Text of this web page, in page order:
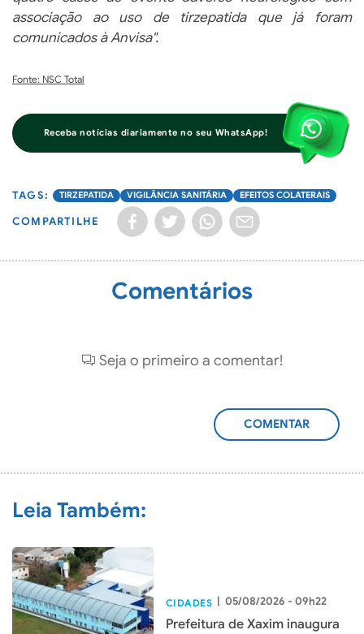
associação ao uso de tirzepatida que já foram
comunicados à Anvisa".
Fonte: NSC Total
Receba notícias diariamente no seu WhatsApp!
TIRZEPATIDA VIGILÂNCIA SANITÁRIA EFEITOS COLATERAIS
COMPARTILHE
Comentários
Seja o primeiro a comentar!
ADICIONAR
Leia Também:
CIDADES | 05/08/2026 - 09h22
Prefeitura de Xaxim inaugura